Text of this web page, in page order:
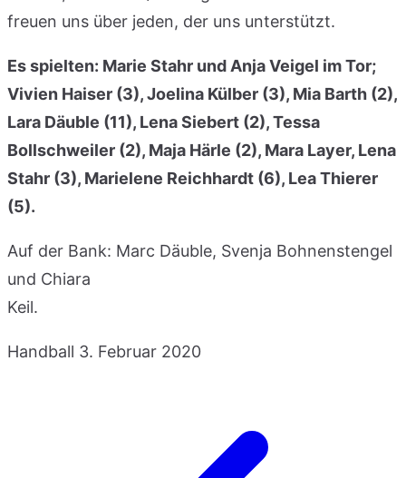
freuen uns über jeden, der uns unterstützt.
Es spielten: Marie Stahr und Anja Veigel im Tor;
Vivien Haiser (3), Joelina Külber (3), Mia Barth (2),
Lara Däuble (11), Lena Siebert (2), Tessa
Bollschweiler (2), Maja Härle (2), Mara Layer, Lena
Stahr (3), Marielene Reichhardt (6), Lea Thierer
(5).
Auf der Bank: Marc Däuble, Svenja Bohnenstengel
und Chiara
Keil.
Handball 3. Februar 2020